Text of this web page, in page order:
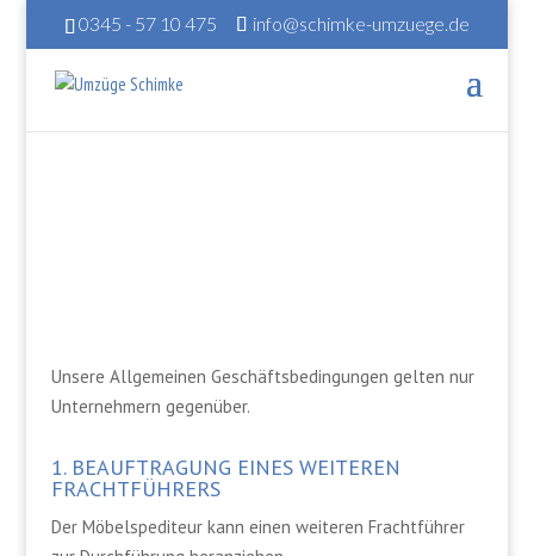
0345 - 57 10 475 info@schimke-umzuege.de
Unsere Allgemeinen Geschäftsbedingungen gelten nur
Unternehmern gegenüber.
1. BEAUFTRAGUNG EINES WEITEREN
FRACHTFÜHRERS
Der Möbelspediteur kann einen weiteren Frachtführer